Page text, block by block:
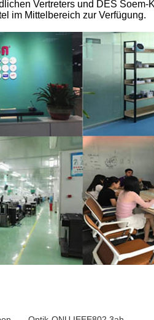
Vertreters und DES
im Mittelbereich zur Verfügung.